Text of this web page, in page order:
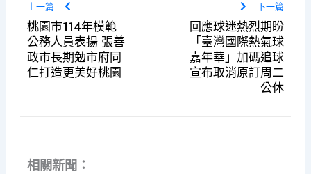
上一篇
桃園市114年模範
公務人員表揚 張善
政市長期勉市府同
仁打造更美好桃園
下一篇
回應球迷熱烈期盼
「臺灣國際熱氣球
嘉年華」加碼追球
宣布取消原訂周二
公休
相關新聞：